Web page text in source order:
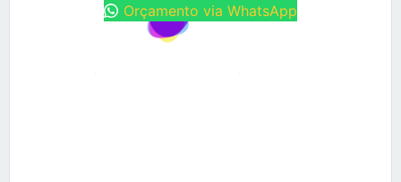
Orçamento via WhatsApp